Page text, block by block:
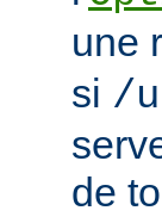
une
si /
de